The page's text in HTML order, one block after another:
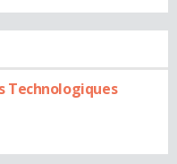
Technologiques